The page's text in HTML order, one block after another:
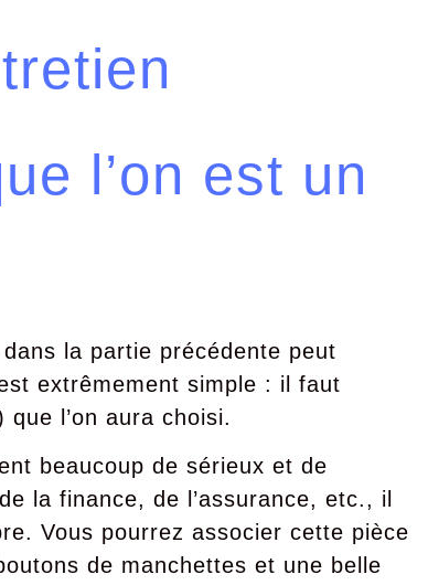
l’on est un
la partie précédente peut
extrêmement simple : il faut
l’on aura choisi.
beaucoup de sérieux et de
la finance, de l’assurance, etc., il
Vous pourrez associer cette pièce
de manchettes et une belle